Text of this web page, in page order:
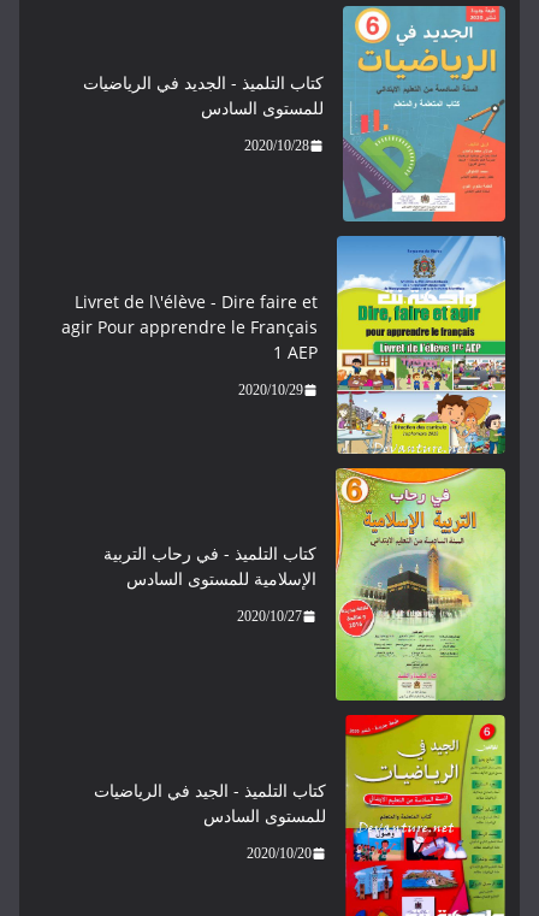
كتاب التلميذ - الجديد في الرياضيات
للمستوى السادس
2020/10/28
Livret de l\'élève - ​​​Dire faire et
agir Pour apprendre le Français
1 AEP
2020/10/29
كتاب التلميذ - في رحاب التربية
الإسلامية للمستوى السادس
2020/10/27
كتاب التلميذ - الجيد في الرياضيات
للمستوى السادس
2020/10/20